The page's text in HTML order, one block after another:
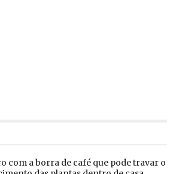
com a borra de café que pode travar o